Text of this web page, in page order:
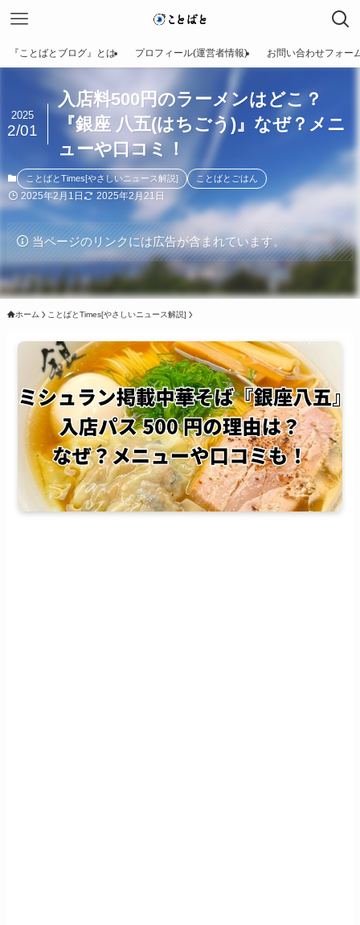
『ことばとブログ』とは プロフィール(運営者情報) お問い合わせフォー
入店料500円のラーメンはどこ？
『銀座 八五(はちごう)』なぜ？メニ
ューや口コミ！
2025
2/01
ことばとTimes[やさしいニュース解説] ことばとごはん
2025年2月1日 2025年2月21日
当ページのリンクには広告が含まれています。
ホーム ことばとTimes[やさしいニュース解説]